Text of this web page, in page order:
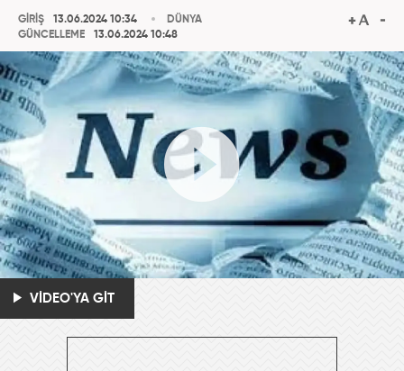
GİRİŞ
13.06.2024 10:34
GÜNCELLEME
13.06.2024 10:48
DÜNYA
VİDEO'YA GİT